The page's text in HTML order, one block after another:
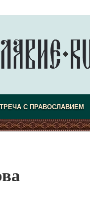
С ПРАВОСЛАВИЕМ